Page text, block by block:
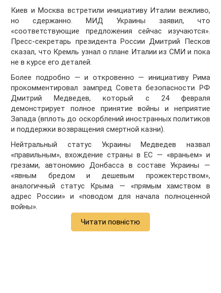
Киев и Москва встретили инициативу Италии вежливо,
но сдержанно. МИД Украины заявил, что
«соответствующие предложения сейчас изучаются».
Пресс-секретарь президента России Дмитрий Песков
сказал, что Кремль узнал о плане Италии из СМИ и пока
не в курсе его деталей.
Более подробно — и откровенно — инициативу Рима
прокомментировал зампред Совета безопасности РФ
Дмитрий Медведев, который с 24 февраля
демонстрирует полное принятие войны и неприятие
Запада (вплоть до оскорблений иностранных политиков
и поддержки возвращения смертной казни).
Нейтральный статус Украины Медведев назвал
«правильным», вхождение страны в ЕС — «враньем» и
грезами, автономию Донбасса в составе Украины —
«явным бредом и дешевым прожектерством»,
аналогичный статус Крыма — «прямым хамством в
адрес России» и «поводом для начала полноценной
войны».
Читати повністю